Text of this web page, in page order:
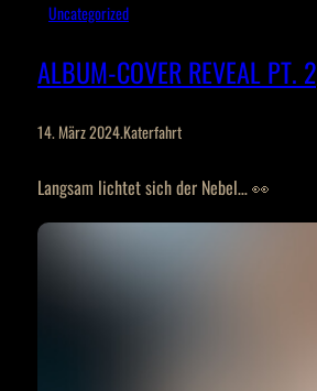
Uncategorized
ALBUM-COVER REVEAL PT. 2
14. März 2024.Katerfahrt
Langsam lichtet sich der Nebel… 👀